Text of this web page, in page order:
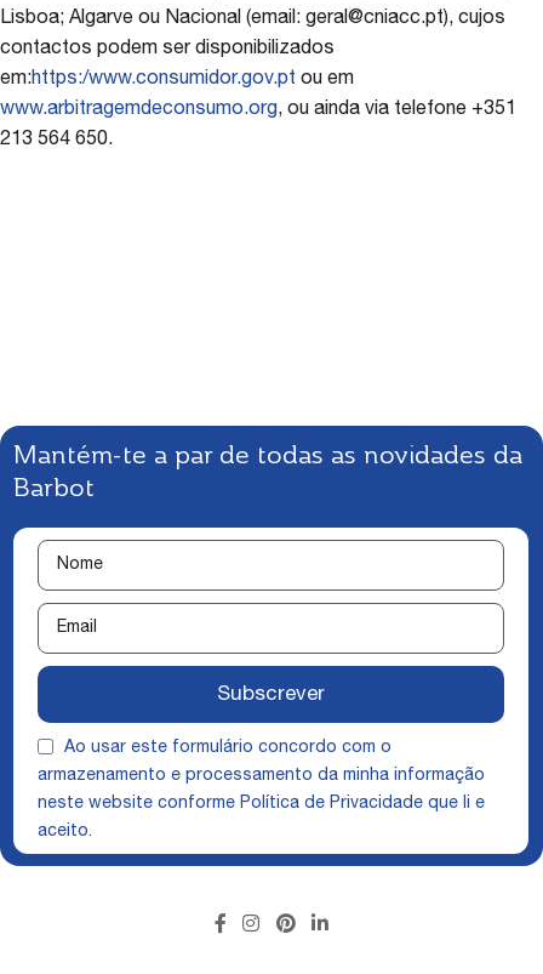
Lisboa; Algarve ou Nacional (email: geral@cniacc.pt), cujos
contactos podem ser disponibilizados
em:https:/www.consumidor.gov.pt ou em
www.arbitragemdeconsumo.org, ou ainda via telefone +351
213 564 650.
Mantém-te a par de todas as novidades da
Barbot
Ao usar este formulário concordo com o
armazenamento e processamento da minha informação
neste website conforme Política de Privacidade que li e
aceito.
Subscrever